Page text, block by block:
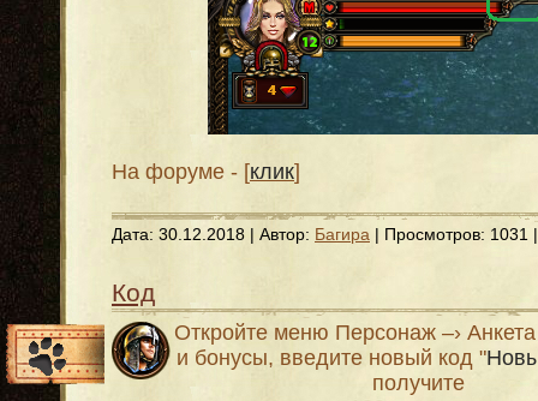
На форуме - [клик]
Дата: 30.12.2018 | Автор: Багира | Просмотров: 1031
Код
Откройте меню Персонаж –›
и бонусы, введите новый код "
получите